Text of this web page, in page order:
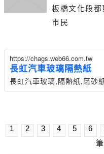
板橋文化段
市民
https://chags.web66.com.tw
長虹汽車玻璃隔熱紙
長虹汽車玻璃,隔熱紙,磨砂
1 2 3 4 5 6
筆